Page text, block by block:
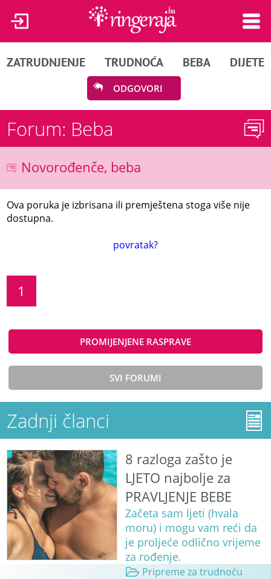
ZATRUDNJENJE TRUDNOĆA BEBA DIJETE
ODGOVORI
Forum: Beba
Novorođenče, beba
Ova poruka je izbrisana ili premještena stoga više nije
dostupna.
povratak?
1
PROMIJENJENE RASPRAVE
SVI FORUMI
Zadnji članci
8 razloga zašto je
LJETO najbolje za
PRAVLJENJE BEBE
Začeta sam ljeti (hvala
moru) i mogu vam reći da
je proljeće odlično vrijeme
za rođenje.
Pripreme za trudnoću